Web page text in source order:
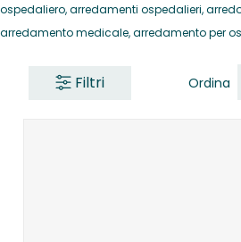
ospedaliero, arredamenti ospedalieri,
arredamento medicale, arredamento per
Ordina
Filtri